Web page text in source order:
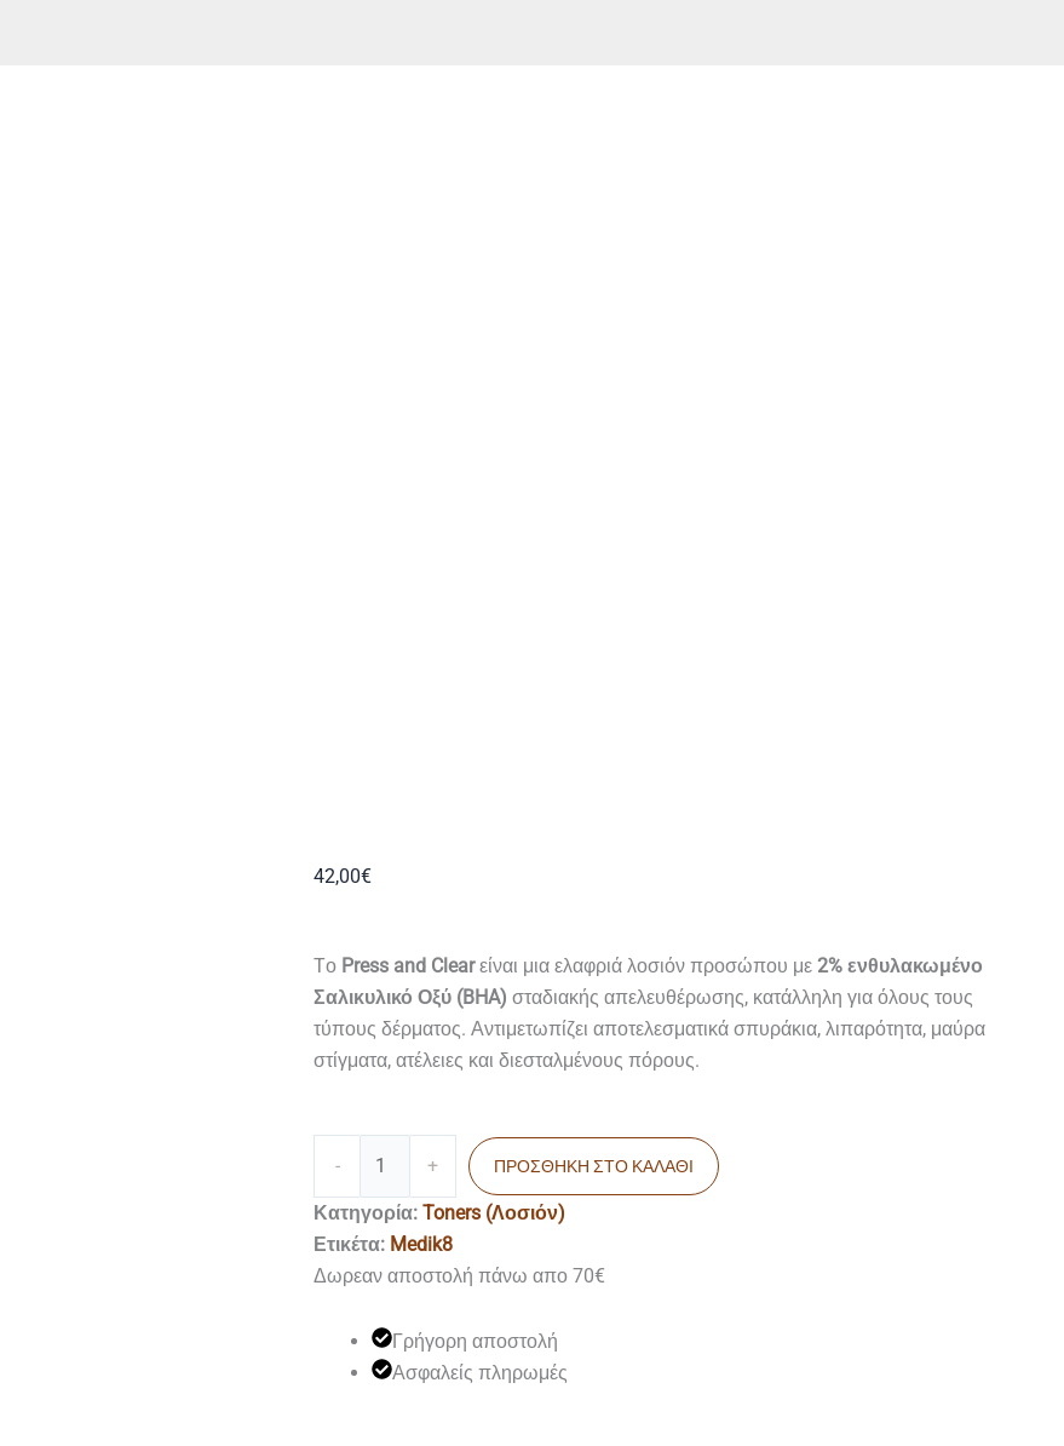
42,00€
Tο Press and Clearείναι μια ελαφριά λοσιόν προσώπου με2% ενθυλακωμένο
Σαλικυλικό Οξύ (BHA) σταδιακής απελευθέρωσης, κατάλληλη για όλους τους
τύπους δέρματος. Αντιμετωπίζει αποτελεσματικά σπυράκια, λιπαρότητα, μαύρα
στίγματα, ατέλειες και διεσταλμένους πόρους.
- + ΠΡΟΣΘΉΚΗ ΣΤΟ ΚΑΛΆΘΙ
Κατηγορία:Toners (Λοσιόν)
Ετικέτα: Medik8
Δωρεαν αποστολή πάνω απο 70€
Γρήγορη αποστολή
Ασφαλείς πληρωμές